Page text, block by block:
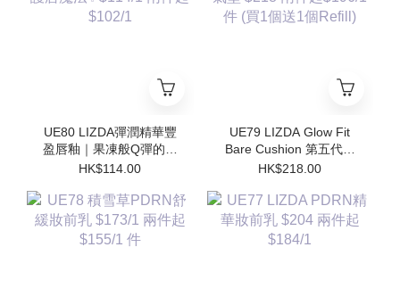
超勝肽爽膚水15ml*8+超
勝肽安瓶10ml*8】
UE80 LIZDA彈潤精華豐
盈唇釉｜果凍般Q彈的護
唇魔法✨$114/1 兩件起
HK$114.00
UE79 LIZDA Glow Fit
Bare Cushion 第五代閃
亮氣墊 $218 兩件起
Refill)
HK$218.00